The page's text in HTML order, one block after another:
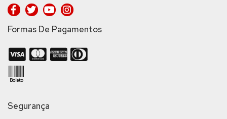
Formas De Pagamentos
Segurança